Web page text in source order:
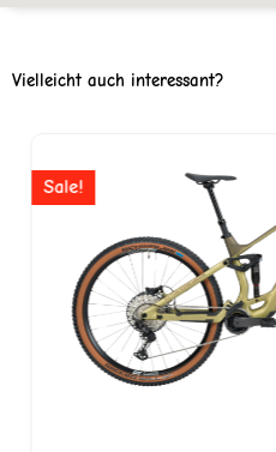
Vielleicht auch interessant?
Sale!